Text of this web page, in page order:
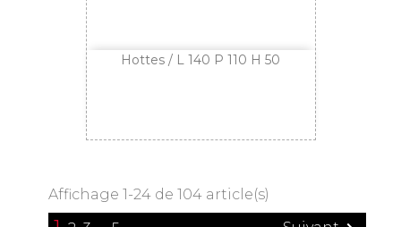
Hottes / L 140 P 110 H 50
Affichage 1-24 de 104 article(s)